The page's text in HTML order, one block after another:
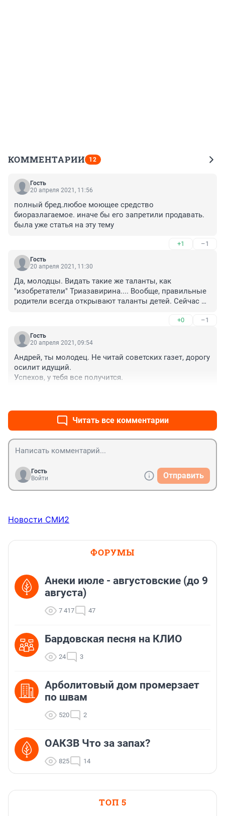
КОММЕНТАРИИ 12
Гость
20 апреля 2021, 11:56
полный бред.любое моющее средство
биоразлагаемое. иначе бы его запретили продавать.
была уже статья на эту тему
+1 –1
Гость
20 апреля 2021, 11:30
Да, молодцы. Видать такие же таланты, как
"изобретатели" Триазавирина.... Вообще, правильные
родители всегда открывают таланты детей. Сейчас
зарабатывать. Какую дрянь бы не произвел такой
талант - она всегда будет востребована государством.
+0 –1
Гость
20 апреля 2021, 09:54
Андрей, ты молодец. Не читай советских газет, дорогу
осилит идущий.
Успехов, у тебя все получится.
Читать все комментарии
Гость
Войти
Отправить
Новости СМИ2
ФОРУМЫ
Анеки июле - августовские (до 9
августа)
7 417 47
Бардовская песня на КЛИО
24 3
Арболитовый дом промерзает
по швам
520 2
ОАКЗВ Что за запах?
825 14
ТОП 5